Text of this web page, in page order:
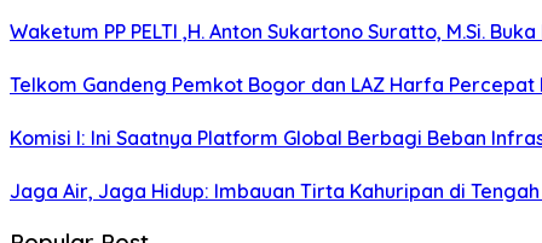
Waketum PP PELTI ,H. Anton Sukartono Suratto, M.Si.
Telkom Gandeng Pemkot Bogor dan LAZ Harfa
Komisi I: Ini Saatnya Platform Global Berbagi Beban
Jaga Air, Jaga Hidup: Imbauan Tirta Kahuripan di